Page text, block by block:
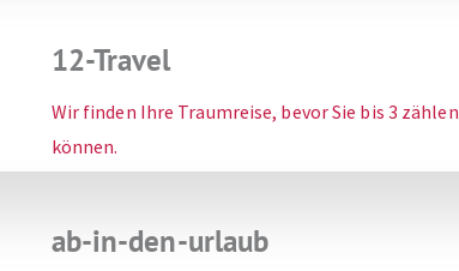
12-Travel
Wir finden Ihre Traumreise, bevor Sie bis 3 zählen
können.
ab-in-den-urlaub